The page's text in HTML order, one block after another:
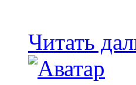
Читать